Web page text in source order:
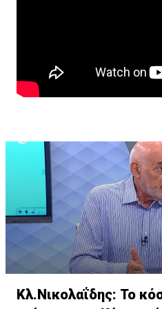
Κλ.Νικολαΐδης: Το